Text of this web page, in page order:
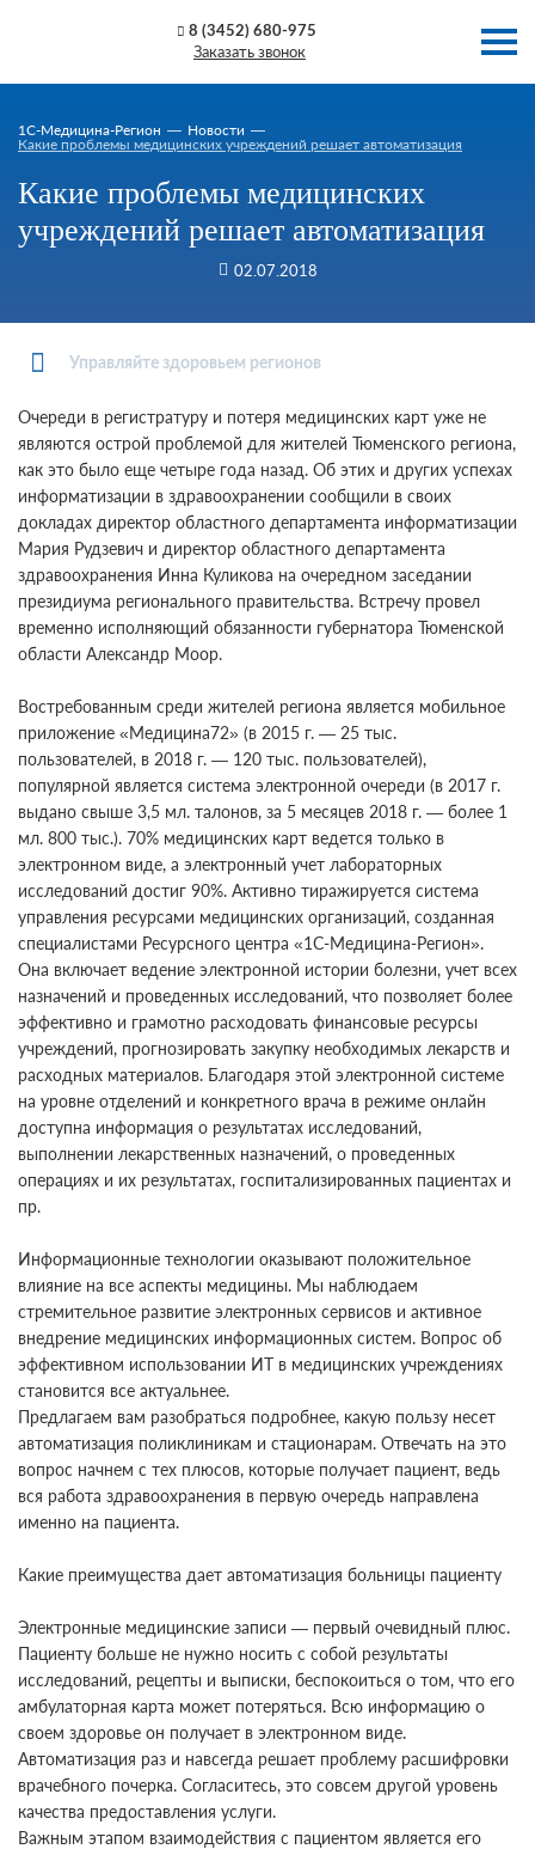
Заказать звонок
8 (3452) 680-975
1C-Медицина-Регион
Новости
Какие проблемы медицинских учреждений решает автоматизация
Какие проблемы медицинских
учреждений решает автоматизация
02.07.2018
Управляйте здоровьем регионов
Очереди в регистратуру и потеря медицинских карт уже не
являются острой проблемой для жителей Тюменского региона,
как это было еще четыре года назад. Об этих и других успехах
информатизации в здравоохранении сообщили в своих
докладах директор областного департамента информатизации
Мария Рудзевич и директор областного департамента
здравоохранения Инна Куликова на очередном заседании
президиума регионального правительства. Встречу провел
временно исполняющий обязанности губернатора Тюменской
области Александр Моор.
Востребованным среди жителей региона является мобильное
приложение «Медицина72» (в 2015 г. — 25 тыс.
пользователей, в 2018 г. — 120 тыс. пользователей),
популярной является система электронной очереди (в 2017 г.
выдано свыше 3,5 мл. талонов, за 5 месяцев 2018 г. — более 1
мл. 800 тыс.). 70% медицинских карт ведется только в
электронном виде, а электронный учет лабораторных
исследований достиг 90%. Активно тиражируется система
управления ресурсами медицинских организаций, созданная
специалистами Ресурсного центра «1С-Медицина-Регион».
Она включает ведение электронной истории болезни, учет всех
назначений и проведенных исследований, что позволяет более
эффективно и грамотно расходовать финансовые ресурсы
учреждений, прогнозировать закупку необходимых лекарств и
расходных материалов. Благодаря этой электронной системе
на уровне отделений и конкретного врача в режиме онлайн
доступна информация о результатах исследований,
выполнении лекарственных назначений, о проведенных
операциях и их результатах, госпитализированных пациентах и
пр.
Информационные технологии оказывают положительное
влияние на все аспекты медицины. Мы наблюдаем
стремительное развитие электронных сервисов и активное
внедрение медицинских информационных систем. Вопрос об
эффективном использовании ИТ в медицинских учреждениях
становится все актуальнее.
Предлагаем вам разобраться подробнее, какую пользу несет
автоматизация поликлиникам и стационарам. Отвечать на это
вопрос начнем с тех плюсов, которые получает пациент, ведь
вся работа здравоохранения в первую очередь направлена
именно на пациента.
Какие преимущества дает автоматизация больницы пациенту
Электронные медицинские записи — первый очевидный плюс.
Пациенту больше не нужно носить с собой результаты
исследований, рецепты и выписки, беспокоиться о том, что его
амбулаторная карта может потеряться. Всю информацию о
своем здоровье он получает в электронном виде.
Автоматизация раз и навсегда решает проблему расшифровки
врачебного почерка. Согласитесь, это совсем другой уровень
качества предоставления услуги.
Важным этапом взаимодействия с пациентом является его